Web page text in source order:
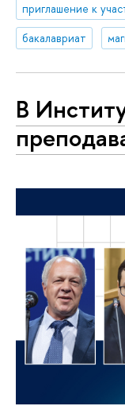
приглашение к
бакалавриат
В